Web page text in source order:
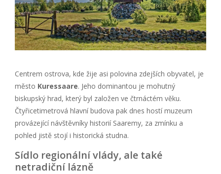
Centrem ostrova, kde žije asi polovina zdejších obyvatel, je
město Kuressaare. Jeho dominantou je mohutný
biskupský hrad, který byl založen ve čtrnáctém věku.
Čtyřicetimetrová hlavní budova pak dnes hostí muzeum
provázející návštěvníky historií Saaremy, za zmínku a
pohled jistě stojí i historická studna.
Sídlo regionální vlády, ale také
netradiční lázně